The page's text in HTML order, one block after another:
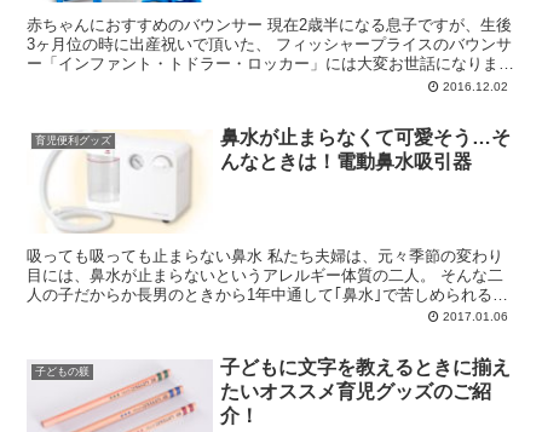
赤ちゃんにおすすめのバウンサー 現在2歳半になる息子ですが、生後
3ヶ月位の時に出産祝いで頂いた、 フィッシャープライスのバウンサ
ー「インファント・トドラー・ロッカー」には大変お世話になりまし
2016.12.02
育児便利グッズ
鼻水が止まらなくて可愛そう…そ
んなときは！電動鼻水吸引器
吸っても吸っても止まらない鼻水 私たち夫婦は、元々季節の変わり
目には、鼻水が止まらないというアレルギー体質の二人。 そんな二
人の子だからか長男のときから1年中通して｢鼻水｣で苦しめられるこ
2017.01.06
子どもの躾
子どもに文字を教えるときに揃え
たいオススメ育児グッズのご紹
介！